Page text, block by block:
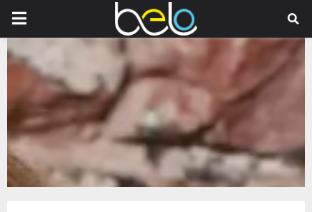
PRIMARY
MENU